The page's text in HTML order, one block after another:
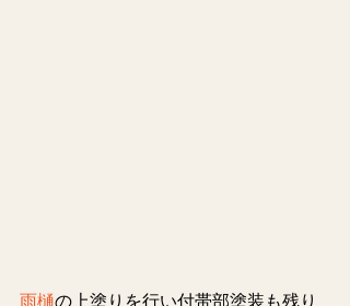
雨樋の上塗りを行い付帯部塗装も残り